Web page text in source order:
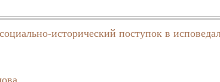
исторический поступок в